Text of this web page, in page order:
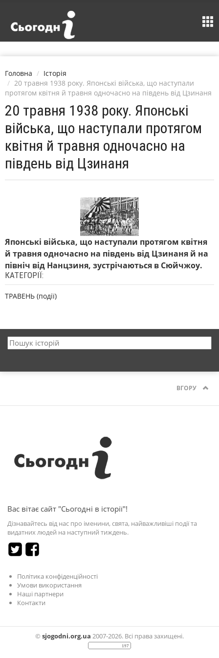
Головна
Історія
20 травня 1938 року. Японські війська, що наступали
протягом квітня й травня одночасно на південь від Цзинаня
20 травня 1938 року. Японські
війська, що наступали протягом
квітня й травня одночасно на
південь від Цзинаня
Японські війська, що наступали протягом квітня
й травня одночасно на південь від Цзинаня й на
північ від Нанцзиня, зустрічаються в Сюйчжоу.
КАТЕГОРІЇ:
ТРАВЕНЬ (події)
ВГОРУ
Вас вітає сайт "Сьогодні в історії"!
Дізнавайтесь від нас про іменини, свята, найважливіші події та
видатних людей на наступний тиждень.
Політика конфіденційності
Умови використання
Наші партнери
Контакти
© sjogodni.org.ua 2007-2026. Всі права захищені.